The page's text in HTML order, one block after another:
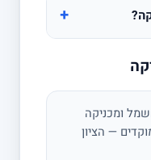
+
ומכניקה
— הציון